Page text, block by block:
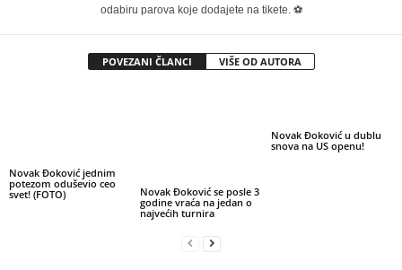
odabiru parova koje dodajete na tikete. ⚽
POVEZANI ČLANCI VIŠE OD AUTORA
Novak Đoković jednim
potezom oduševio ceo
svet! (FOTO)
Novak Đoković se posle 3
godine vraća na jedan o
najvećih turnira
Novak Đoković u dublu
snova na US openu!